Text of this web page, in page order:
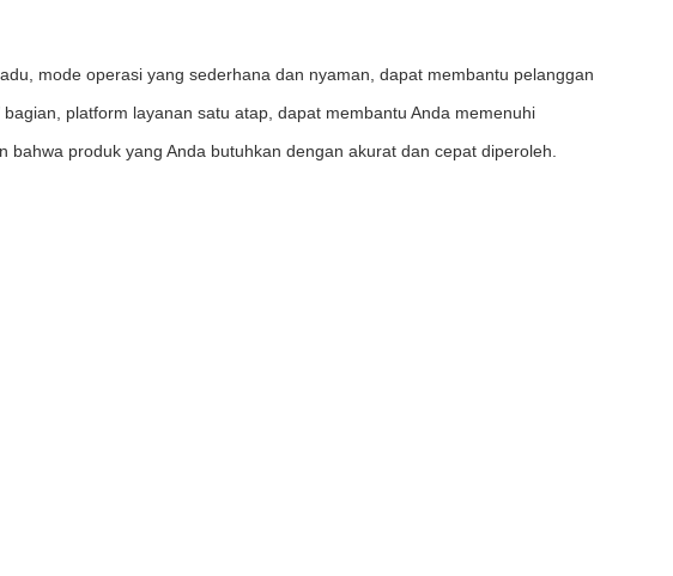
mode operasi yang sederhana dan nyaman, dapat membantu pelanggan
platform layanan satu atap, dapat membantu Anda memenuhi
produk yang Anda butuhkan dengan akurat dan cepat diperoleh.